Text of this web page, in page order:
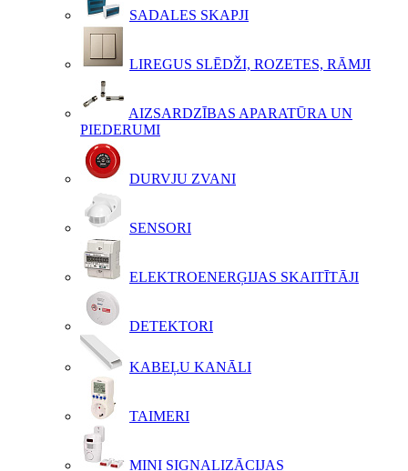
SADALES SKAPJI
LIREGUS SLĒDŽI, ROZETES, RĀMJI
AIZSARDZĪBAS APARATŪRA UN
PIEDERUMI
DURVJU ZVANI
SENSORI
ELEKTROENERĢIJAS SKAITĪTĀJI
DETEKTORI
KABEĻU KANĀLI
TAIMERI
MINI SIGNALIZĀCIJAS